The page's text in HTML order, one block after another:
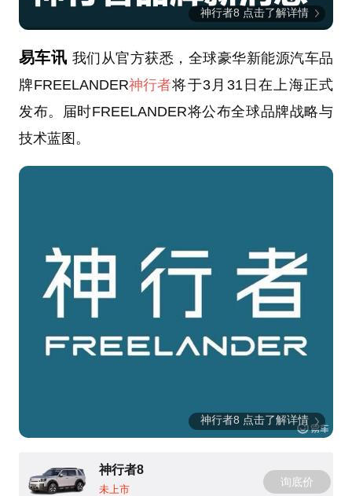
神行者8 点击了解详情
易车讯 我们从官方获悉，全球豪华新能源汽车品
牌FREELANDER神行者将于3月31日在上海正式
发布。届时FREELANDER将公布全球品牌战略与
技术蓝图。
神行者8 点击了解详情
神行者8
未上市
询底价